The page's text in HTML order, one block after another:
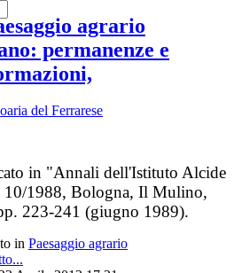
agrario
permanenze e
in "Annali dell'Istituto Alcide
10/1988, Bologna, Il Mulino,
223-241 (giugno 1989).
in Paesaggio agrario